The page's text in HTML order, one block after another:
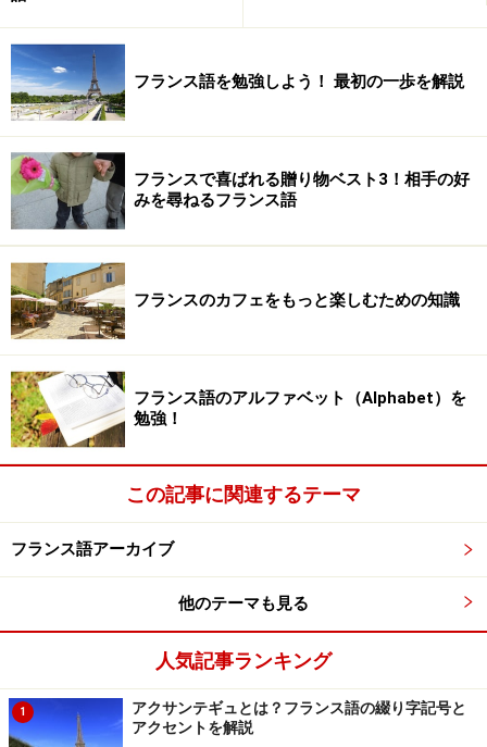
J’ai des frissons.ジェ デ フりッソン
・吐き気がします
J’ai des nausées.
・めまいがします
J’ai des vertiges.ジェ デ ヴェるティージュ
・咳がたくさんでます
Je tousse beaucoup.ジュ トゥッス ボクー
※咳 (=toux / トゥー) の種類を聞かれることが多いです。
toux grasse
toux sèche トゥー セッシュ 乾咳
J’ai la diarrhée.ジェ ラ ディアれ
・便秘しています
Je suis constipé(e).ジュ スイ コンスティペ
の後に、もうひとつ
を付けます。発
体の痛い部分を説明する
フランス語を勉強しよう！ 最初の一歩を解説
フランスで喜ばれる贈り物ベスト3！相手の好
みを尋ねるフランス語
フランスのカフェをもっと楽しむための知識
フランス語のアルファベット（Alphabet）を
勉強！
この記事に関連するテーマ
フランス語アーカイブ
他のテーマも見る
人気記事ランキング
1
アクサンテギュとは？フランス語の綴り字記号と
アクセントを解説